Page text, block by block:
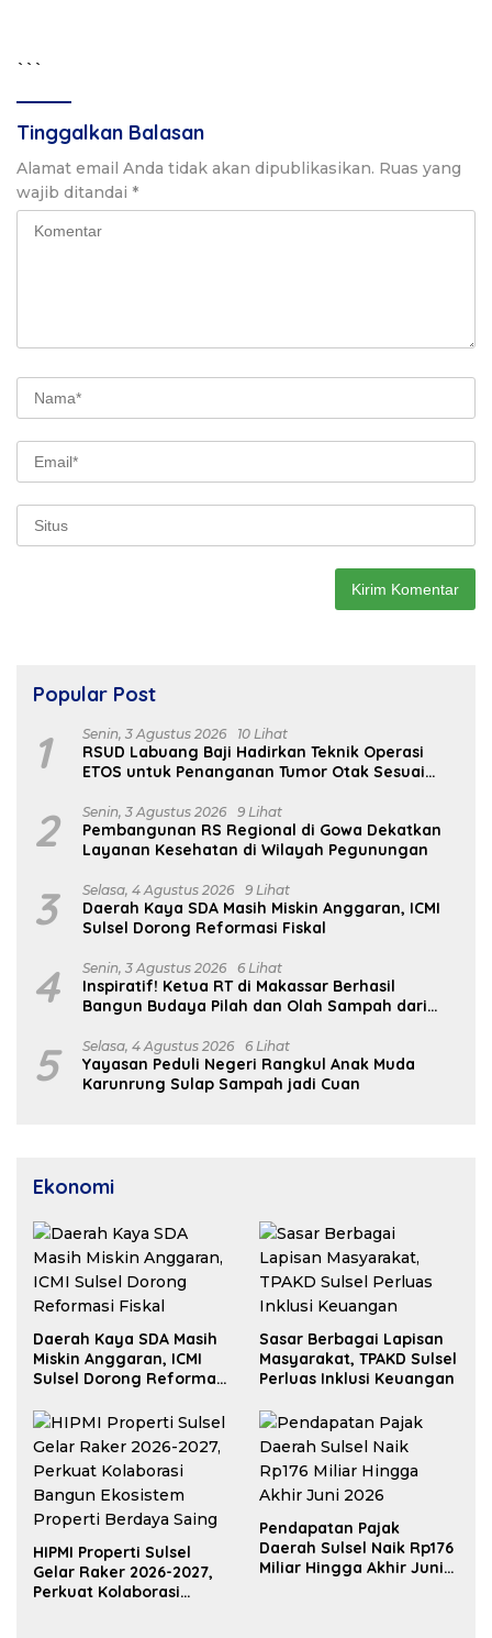
```
Tinggalkan Balasan
Alamat email Anda tidak akan dipublikasikan. Ruas yang
wajib ditandai *
Popular Post
1 Senin, 3 Agustus 2026 10 Lihat
RSUD Labuang Baji Hadirkan Teknik Operasi
ETOS untuk Penanganan Tumor Otak Sesuai
2 Senin, 3 Agustus 2026 9 Lihat
Pembangunan RS Regional di Gowa Dekatkan
Layanan Kesehatan di Wilayah Pegunungan
3 Selasa, 4 Agustus 2026 9 Lihat
Daerah Kaya SDA Masih Miskin Anggaran, ICMI
Sulsel Dorong Reformasi Fiskal
4 Senin, 3 Agustus 2026 6 Lihat
Inspiratif! Ketua RT di Makassar Berhasil
Bangun Budaya Pilah dan Olah Sampah dari
5 Selasa, 4 Agustus 2026 6 Lihat
Yayasan Peduli Negeri Rangkul Anak Muda
Karunrung Sulap Sampah jadi Cuan
Ekonomi
Daerah Kaya SDA Masih
Miskin Anggaran, ICMI
Sulsel Dorong Reformasi
Sasar Berbagai Lapisan
Masyarakat, TPAKD Sulsel
Perluas Inklusi Keuangan
HIPMI Properti Sulsel
Gelar Raker 2026-2027,
Perkuat Kolaborasi
Pendapatan Pajak
Daerah Sulsel Naik Rp176
Miliar Hingga Akhir Juni